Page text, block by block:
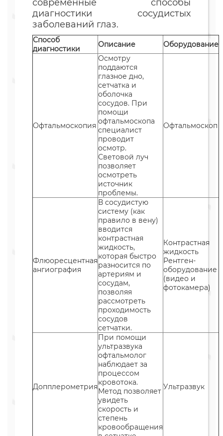
современные способы
диагностики сосудистых
заболеваний глаз.
Способ
диагностики
Описание Оборудование
Офтальмоскопия
Осмотру
поддаются
глазное дно,
сетчатка и
оболочка
сосудов. При
помощи
офтальмоскопа
специалист
проводит
осмотр.
Световой луч
позволяет
осмотреть
источник
проблемы.
Офтальмоскоп
Флюоресцентная
ангиография
В сосудистую
систему (как
правило в вену)
вводится
контрастная
жидкость,
которая быстро
разносится по
артериям и
сосудам,
позволяя
рассмотреть
проходимость
сосудов
сетчатки.
Контрастная
жидкость
Рентген-
оборудование
(видео и
фотокамера)
Допплерометрия
При помощи
ультразвука
офтальмолог
наблюдает за
процессом
кровотока.
Метод позволяет
увидеть
скорость и
степень
кровообращения
Ультразвук